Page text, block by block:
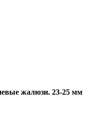
жалюзи. 23-25 мм